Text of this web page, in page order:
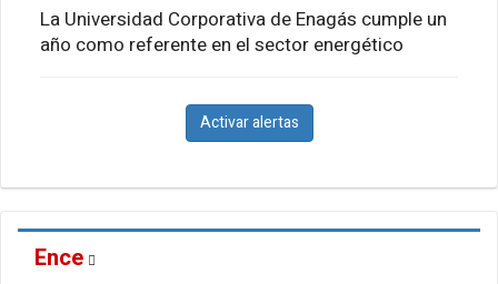
La Universidad Corporativa de Enagás cumple un
año como referente en el sector energético
Activar alertas
Ence